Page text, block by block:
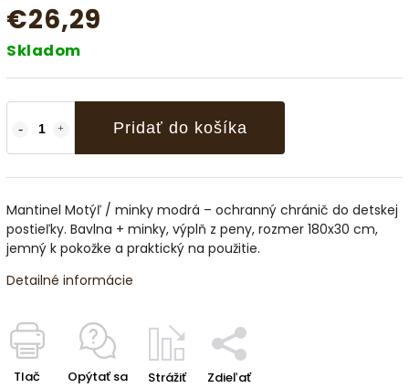
€26,29
Skladom
Pridať do košíka
Mantinel Motýľ / minky modrá – ochranný chránič do detskej
postieľky. Bavlna + minky, výplň z peny, rozmer 180x30 cm,
jemný k pokožke a praktický na použitie.
Detailné informácie
Tlač Opýtať sa Strážiť Zdieľať